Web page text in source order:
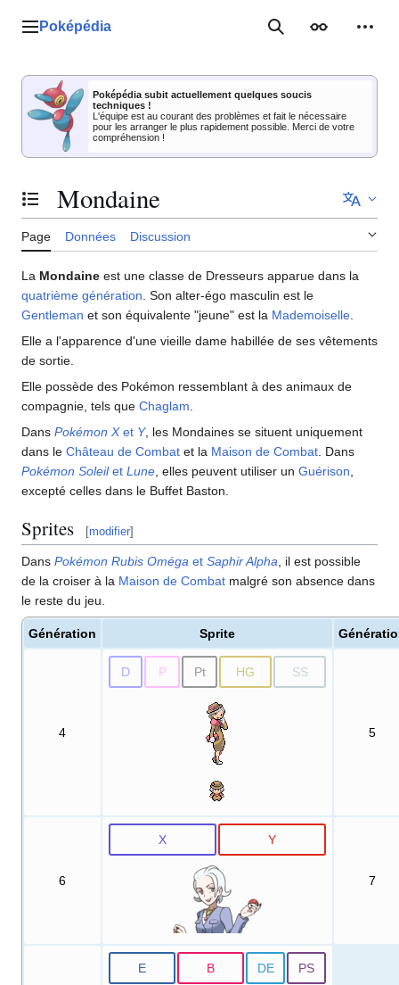
Menu principal
Poképédia RechercherApparence
Poképédia subit actuellement quelques soucis
techniques !
L'équipe est au courant des problèmes et fait le nécessaire
pour les arranger le plus rapidement possible. Merci de votre
compréhension !
Basculer la table des matières
Mondaine
Page Données Discussion
La Mondaine est une classe de Dresseurs apparue dans la
quatrième génération . Son alter-égo masculin est le
Gentleman et son équivalente "jeune" est la Mademoiselle
Elle a l'apparence d'une vieille dame habillée de ses vêtements
de sortie.
Elle possède des Pokémon ressemblant à des animaux de
compagnie, tels que Chaglam
Dans Pokémon Xet Y, les Mondaines se situent uniquement
dans le Château de Combat et la Maison de Combat . Dans
Pokémon Soleilet Lune , elles peuvent utiliser un Guérison
excepté celles dans le Buffet Baston.
Sprites [modifier]
Dans Pokémon Rubis Oméga et Saphir Alpha , il est possible
de la croiser à la Maison de Combat malgré son absence dans
le reste du jeu.
Génération Sprite
4
D P Pt HG SS
5
6
X Y
7
E B DE PS